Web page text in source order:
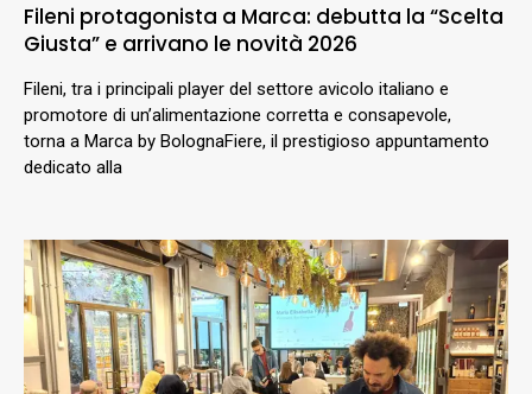
Fileni protagonista a Marca: debutta la “Scelta
Giusta” e arrivano le novità 2026
Fileni, tra i principali player del settore avicolo italiano e
promotore di un’alimentazione corretta e consapevole,
torna a Marca by BolognaFiere, il prestigioso appuntamento
dedicato alla